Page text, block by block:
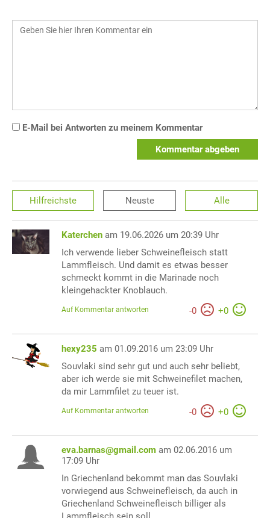
E-Mail bei Antworten zu meinem Kommentar
Kommentar abgeben
Hilfreichste Neuste Alle
Katerchen am 19.06.2026 um 20:39 Uhr
Ich verwende lieber Schweinefleisch statt
Lammfleisch. Und damit es etwas besser
schmeckt kommt in die Marinade noch
kleingehackter Knoblauch.
-0 +0
Auf Kommentar antworten
hexy235 am 01.09.2016 um 23:09 Uhr
Souvlaki sind sehr gut und auch sehr beliebt,
aber ich werde sie mit Schweinefilet machen,
da mir Lammfilet zu teuer ist.
-0 +0
Auf Kommentar antworten
eva.barnas@gmail.com am 02.06.2016 um
17:09 Uhr
In Griechenland bekommt man das Souvlaki
vorwiegend aus Schweinefleisch, da auch in
Griechenland Schweinefleisch billiger als